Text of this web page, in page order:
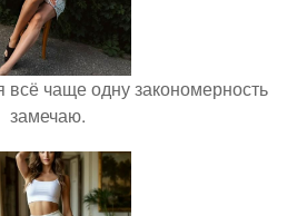
чаще одну закономерность
замечаю.